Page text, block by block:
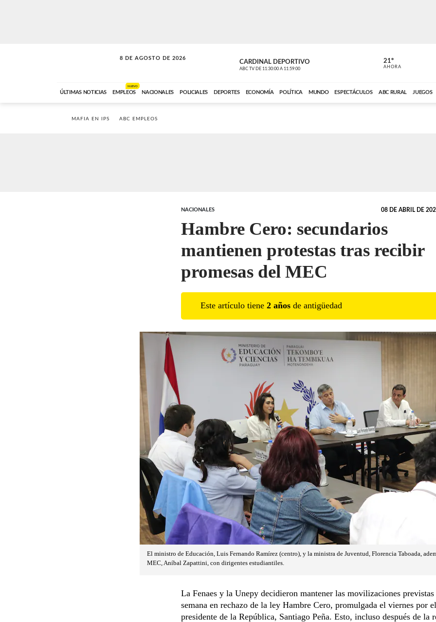
8 DE AGOSTO DE 2026
CONEXIÓN ROMANCE CARDINAL DEPORTIVO
ABC TV DE 11:30:00 A 11:59:00 ABC CARDINAL
21º
AHORA
ÚLTIMAS NOTICIAS EMPLEOS
NUEVO
NACIONALES POLICIALES DEPORTES ECONOMÍA POLÍTICA MUNDO ESPECTÁCULOS ABC RURAL JUEGOS
MAFIA EN IPS ABC EMPLEOS
NACIONALES 08 DE ABRIL DE
Hambre Cero: secundarios
mantienen protestas tras recibir
promesas del MEC
Este artículo tiene 2 años de antigüedad
El ministro de Educación, Luis Fernando Ramírez (centro), y la ministra de Juventud, Florencia Taboada,
MEC, Aníbal Zapattini, con dirigentes estudiantiles.
La Fenaes y la Unepy decidieron mantener las movilizaciones previstas
semana en rechazo de la ley Hambre Cero, promulgada el viernes por el
presidente de la República, Santiago Peña. Esto, incluso después de la